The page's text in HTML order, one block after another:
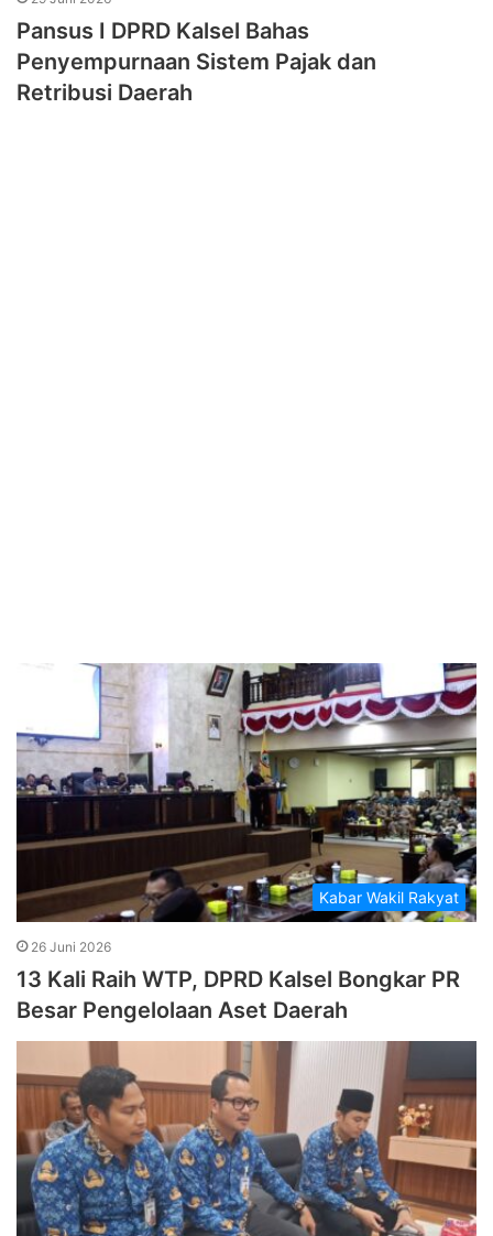
Pansus I DPRD Kalsel Bahas
Penyempurnaan Sistem Pajak dan
Retribusi Daerah
Kabar Wakil Rakyat
26 Juni 2026
13 Kali Raih WTP, DPRD Kalsel Bongkar PR
Besar Pengelolaan Aset Daerah